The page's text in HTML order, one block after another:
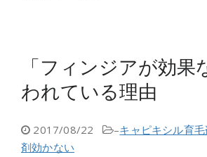
「フィンジアが効果
われている理由
2017/08/22 –キャピキシル育毛
剤効かない